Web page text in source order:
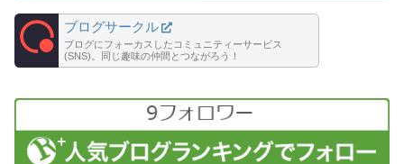
ブログサークル
ブログにフォーカスしたコミュニティーサービス
(SNS)。同じ趣味の仲間とつながろう！